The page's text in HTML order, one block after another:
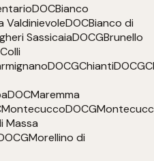
DOCBianco
ValdinievoleDOCBianco di
SassicaiaDOCGBrunello
DOCGChiantiDOCG
DOCMaremma
MontecuccoDOCG
Massa
Morellino di